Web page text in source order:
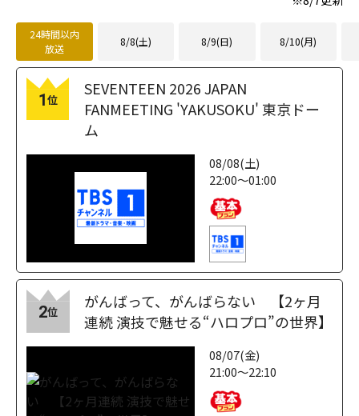
24時間以内
放送
8/8(土) 8/9(日) 8/10(月)
1位
SEVENTEEN 2026 JAPAN
FANMEETING 'YAKUSOKU' 東京ドー
ム
08/08(土)
22:00～01:00
2位
がんばって、がんばらない 【2ヶ月
連続 演技で魅せる“ハロプロ”の世界】
08/07(金)
21:00～22:10